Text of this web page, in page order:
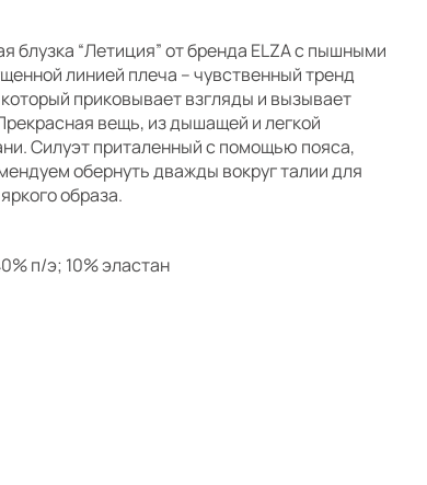
блузка “Летиция” от бренда ELZA с пышными
линией плеча – чувственный тренд
приковывает взгляды и вызывает
вещь, из дышащей и легкой
Силуэт приталенный с помощью пояса,
обернуть дважды вокруг талии для
образа.
п/э; 10% эластан